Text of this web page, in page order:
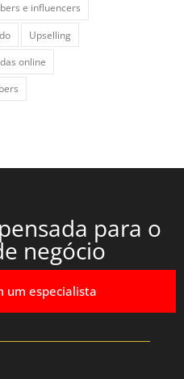
e influencers
Upselling
online
para o
negócio
um especialista